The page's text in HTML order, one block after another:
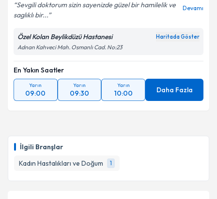
İlgili Branşlar
Kadın Hastalıkları ve Doğum
1
kapsamda işlenmesini kabul ediyorum.
Sevgili doktorum sizin sayenizde güzel bir hamilelik ve
saglıklı bir...
Devamı
Özel Kolan Beylikdüzü Hastanesi Haritada Göster
Adnan Kahveci Mah. Osmanlı Cad. No:23
En Yakın Saatler
Yarın
09:00
Yarın
09:30
Yarın
10:00 Daha Fazla